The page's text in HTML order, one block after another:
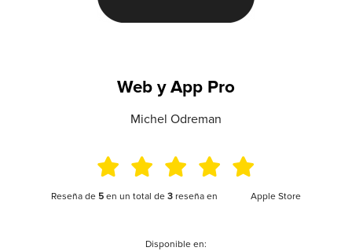
Web y App Pro
Michel Odreman
Reseña de 5en un total de 3reseña en Apple Store
Disponible en: